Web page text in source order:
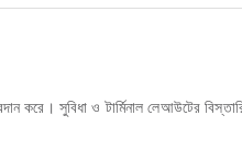
সুবিধা ও টার্মিনাল লেআউটের